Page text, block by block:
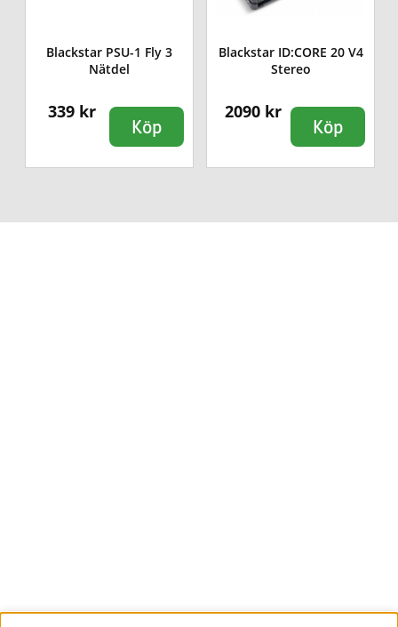
Blackstar PSU-1 Fly 3
Nätdel
339 kr
Köp
Blackstar ID:CORE 20 V4
Stereo
2090 kr
Köp